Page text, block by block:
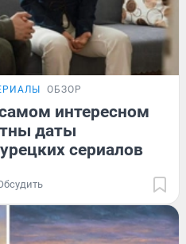
ОБЗОР
интересном
даты
сериалов